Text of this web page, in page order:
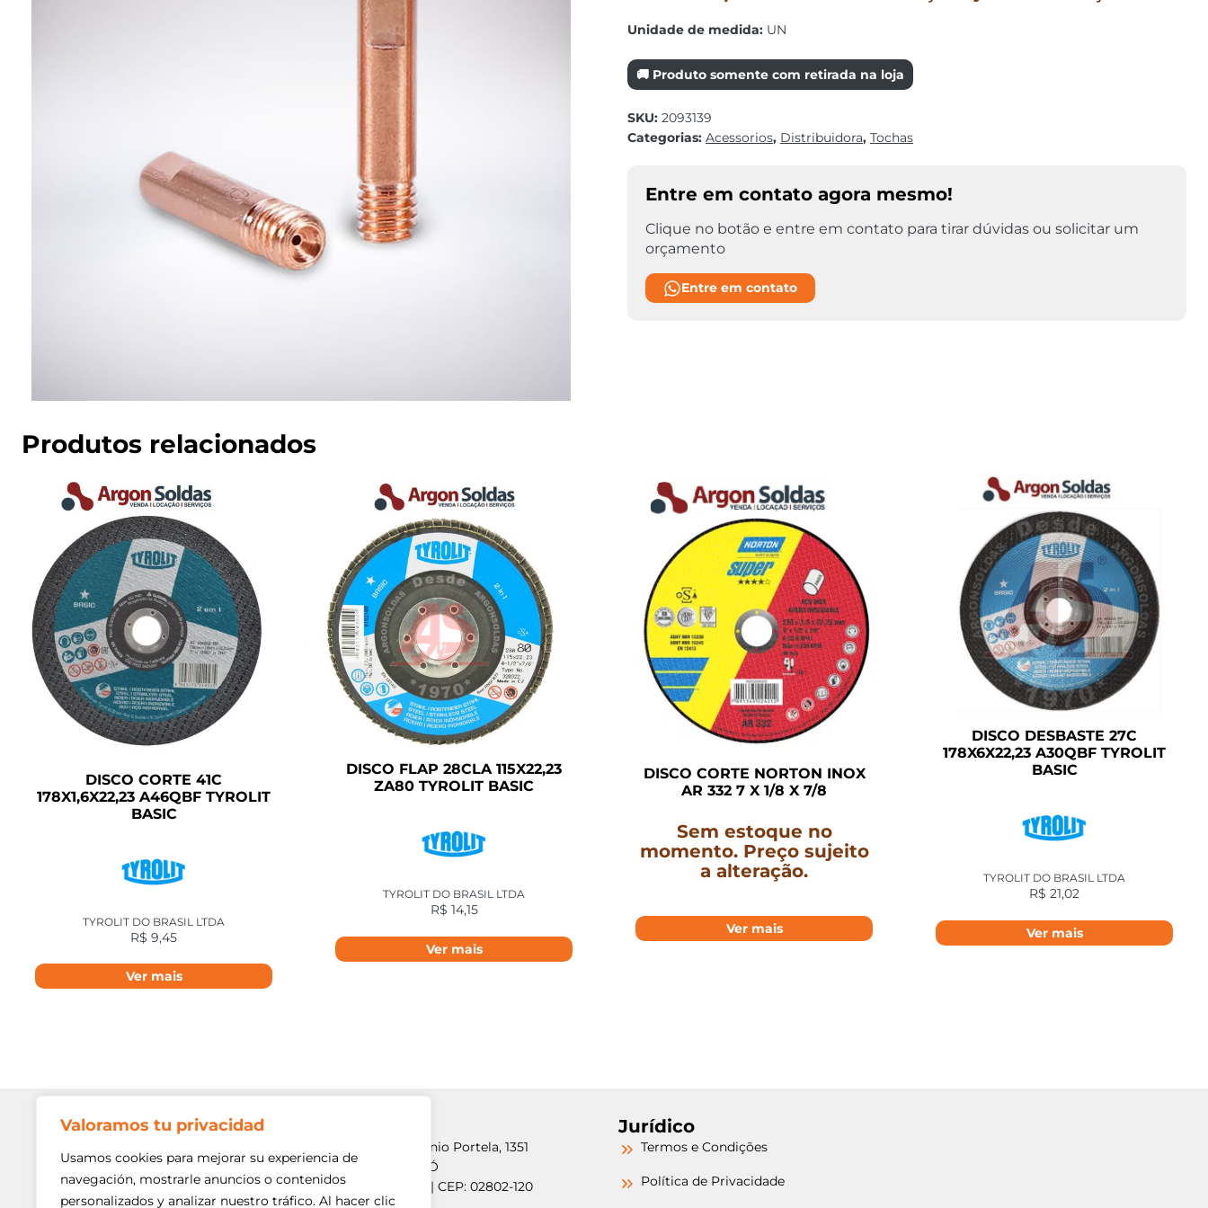
Valoramos tu privacidad
Usamos cookies para mejorar su experiencia de
navegación, mostrarle anuncios o contenidos
personalizados y analizar nuestro tráfico. Al hacer clic
Unidade de medida:UN
🚚 Produto somente com retirada na loja
SKU: 2093139
Categorias: Acessorios, Distribuidora, Tochas
Entre em contato agora mesmo!
Clique no botão e entre em contato para tirar dúvidas ou solicitar um
orçamento
Entre em contato
Produtos relacionados
DISCO CORTE 41C
178X1,6X22,23 A46QBF TYROLIT
BASIC
TYROLIT DO BRASIL LTDA
R$ 9,45
Ver mais
DISCO FLAP 28CLA 115X22,23
ZA80 TYROLIT BASIC
TYROLIT DO BRASIL LTDA
R$ 14,15
Ver mais
DISCO CORTE NORTON INOX
AR 332 7 X 1/8 X 7/8
Sem estoque no
momento. Preço sujeito
a alteração.
Ver mais
DISCO DESBASTE 27C
178X6X22,23 A30QBF TYROLIT
BASIC
TYROLIT DO BRASIL LTDA
R$ 21,02
Ver mais
Av. Min. Petrônio Portela, 1351
Freguesia do Ó
São Paulo/SP | CEP: 02802-120
Jurídico
Termos e Condições
Política de Privacidade